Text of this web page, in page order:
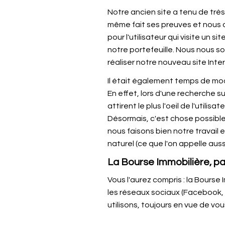
Notre ancien site a tenu de
même fait ses preuves et nous
pour l'utilisateur qui visite un
notre portefeuille. Nous nous
réaliser notre nouveau site
Il était également temps de
En effet, lors d'une recherche
attirent le plus l'oeil de
Désormais, c'est chose
nous faisons bien notre travail
naturel (ce que l'on appelle
La Bourse Immobilière,
Vous l'aurez compris : la
les réseaux sociaux
utilisons, toujours en vue de